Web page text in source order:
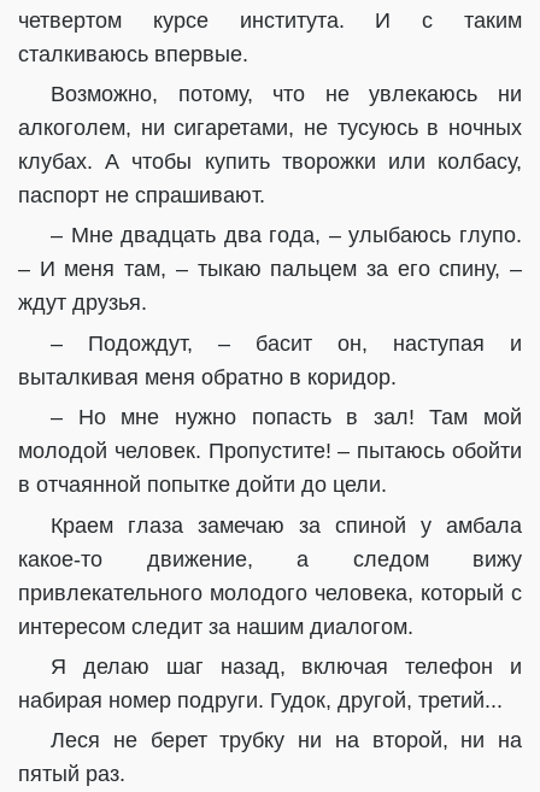
четвертом курсе института. И с таким
сталкиваюсь впервые.
Возможно, потому, что не увлекаюсь ни
алкоголем, ни сигаретами, не тусуюсь в ночных
клубах. А чтобы купить творожки или колбасу,
паспорт не спрашивают.
– Мне двадцать два года, – улыбаюсь глупо.
– И меня там, – тыкаю пальцем за его спину, –
ждут друзья.
– Подождут, – басит он, наступая и
выталкивая меня обратно в коридор.
– Но мне нужно попасть в зал! Там мой
молодой человек. Пропустите! – пытаюсь обойти
в отчаянной попытке дойти до цели.
Краем глаза замечаю за спиной у амбала
какое-то движение, а следом вижу
привлекательного молодого человека, который с
интересом следит за нашим диалогом.
Я делаю шаг назад, включая телефон и
набирая номер подруги. Гудок, другой, третий...
Леся не берет трубку ни на второй, ни на
пятый раз.